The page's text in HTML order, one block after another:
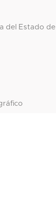
del Estado de